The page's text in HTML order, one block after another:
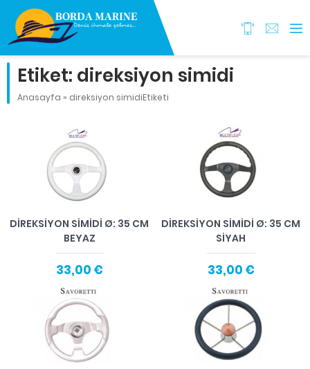
Etiket: direksiyon simidi
Anasayfa » direksiyon simidiEtiketi
DIREKSIYON SIMIDI Ø: 35 CM
BEYAZ
33,00 €
DIREKSIYON SIMIDI Ø: 35 CM
SIYAH
33,00 €